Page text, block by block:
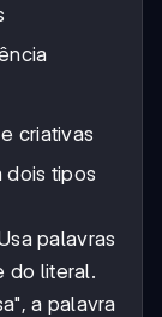
criativas
dois tipos
palavras
do literal.
a palavra